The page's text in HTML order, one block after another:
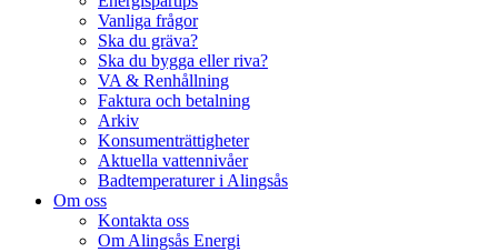
Vanliga frågor
Ska du gräva?
Ska du bygga eller riva?
VA & Renhållning
Faktura och betalning
Arkiv
Konsumenträttigheter
Aktuella vattennivåer
Badtemperaturer i Alingsås
Om oss
Kontakta oss
Om Alingsås Energi